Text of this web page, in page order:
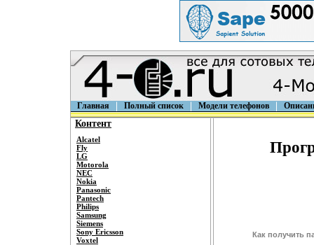
Главная Полный список Модели телефонов
Контент
Alcatel
Fly
LG
Motorola
NEC
Nokia
Panasonic
Pantech
Philips
Samsung
Siemens
Sony Ericsson
Voxtel
Как получить